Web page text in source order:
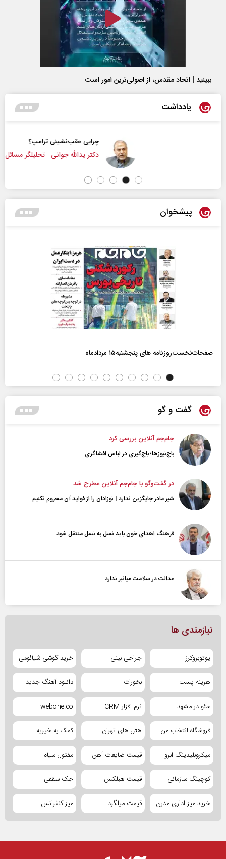
ببینید | اتحاد مقدس، از اصولی‌ترین امور است
یادداشت
چرایی عقب‌نشینی ترامپ؟
دکتر یدالله جوانی - تحلیلگر مسائل سیاسی
پیشخوان
صفحات‌نخست‌روزنامه ها‌ی پنجشنبه‌۱۵ مردادماه
گفت و گو
جام‌جم آنلاین بررسی کرد
باج‌نیوزها؛ باج‌گیری در لباس افشاگری
در گفت‌و‌گو با جام‌جم آنلاین مطرح شد
شیر مادر جایگزین ندارد | نوزادان را از فواید آن محروم نکنیم
فرهنگ اهدای خون باید نسل به نسل منتقل شود
عدالت در سلامت میانبر ندارد
نیازمندی ها
یوتوبروکرز جراحی بینی خرید گوشی شیائومی
هزینه پست بخورات دانلود آهنگ جدید
سئو در مشهد نرم افزار CRM webone.co
فروشگاه انتخاب من هتل های تهران کمک به خیریه
میکروبلیدینگ ابرو قیمت ضایعات آهن مفتول سیاه
کوچینگ سازمانی قیمت هبلکس جک سقفی
خرید میز اداری مدرن قیمت میلگرد میز کنفرانس